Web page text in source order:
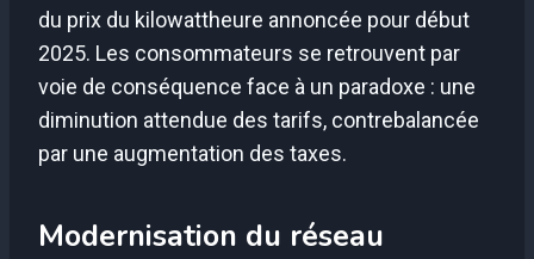
du prix du kilowattheure annoncée pour début
2025. Les consommateurs se retrouvent par
voie de conséquence face à un paradoxe : une
diminution attendue des tarifs, contrebalancée
par une augmentation des taxes.
Modernisation du réseau